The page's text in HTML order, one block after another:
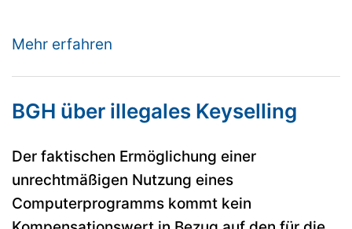
Mehr erfahren
BGH über illegales Keyselling
Der faktischen Ermöglichung einer
unrechtmäßigen Nutzung eines
Computerprogramms kommt kein